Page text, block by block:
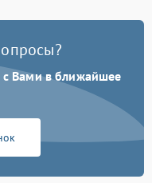
с Вами в ближайшее